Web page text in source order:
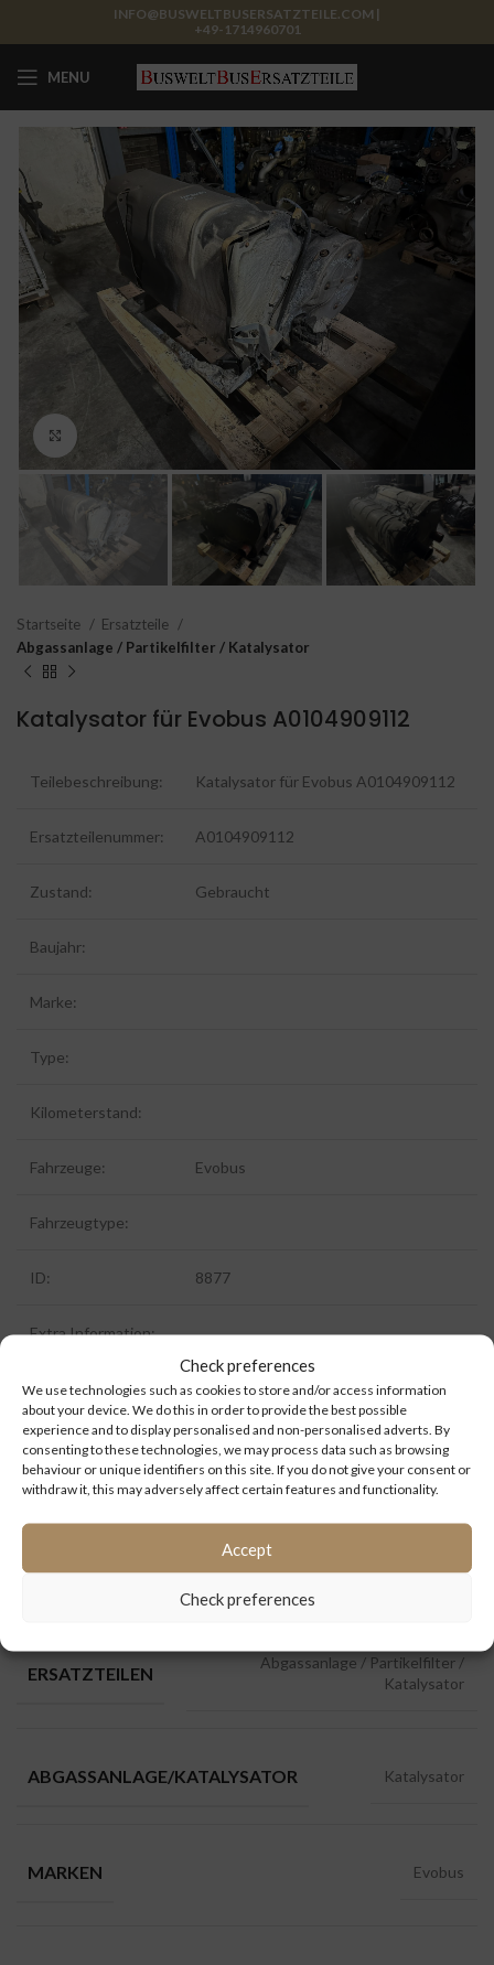
Check preferences
We use technologies such as cookies to store and/or access information
about your device. We do this in order to provide the best possible
experience and to display personalised and non-personalised adverts. By
consenting to these technologies, we may process data such as browsing
behaviour or unique identifiers on this site. If you do not give your consent or
withdraw it, this may adversely affect certain features and functionality.
Accept
Check preferences
INFO@BUSWELTBUSERSATZTEILE.COM |
+49-1714960701
MENU
Click to enlarge
Startseite
Ersatzteile
Abgassanlage / Partikelfilter / Katalysator
Katalysator für Evobus A0104909112
Teilebeschreibung: Katalysator für Evobus A0104909112
Ersatzteilenummer: A0104909112
Zustand: Gebraucht
Baujahr:
Marke:
Type:
Kilometerstand:
Fahrzeuge: Evobus
Fahrzeugtype:
ID: 8877
Extra Information:
Kategorien:Abgassanlage / Partikelfilter / Katalysator,
ZUSÄTZLICHE INFORMATIONEN
ERSATZTEILEN
Abgassanlage / Partikelfilter /
Katalysator
ABGASSANLAGE/KATALYSATOR Katalysator
MARKEN Evobus